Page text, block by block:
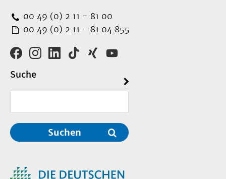
00 49 (0) 2 11 - 81 00
00 49 (0) 2 11 - 81 04 855
Suche
Suchen